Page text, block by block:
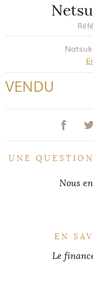
VENDU
UNE
Nous
EN
Le